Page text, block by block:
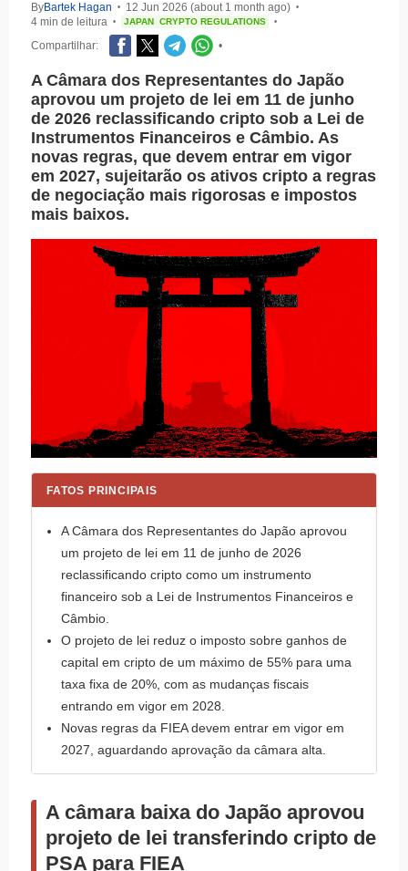
ByBartek Hagan • 12 Jun 2026 (about 1 month ago) •
4 min de leitura • JAPAN CRYPTO REGULATIONS •
Compartilhar: •
A Câmara dos Representantes do Japão
aprovou um projeto de lei em 11 de junho
de 2026 reclassificando cripto sob a Lei de
Instrumentos Financeiros e Câmbio. As
novas regras, que devem entrar em vigor
em 2027, sujeitarão os ativos cripto a regras
de negociação mais rigorosas e impostos
mais baixos.
FATOS PRINCIPAIS
A Câmara dos Representantes do Japão aprovou
um projeto de lei em 11 de junho de 2026
reclassificando cripto como um instrumento
financeiro sob a Lei de Instrumentos Financeiros e
Câmbio.
O projeto de lei reduz o imposto sobre ganhos de
capital em cripto de um máximo de 55% para uma
taxa fixa de 20%, com as mudanças fiscais
entrando em vigor em 2028.
Novas regras da FIEA devem entrar em vigor em
2027, aguardando aprovação da câmara alta.
A câmara baixa do Japão aprovou
projeto de lei transferindo cripto de
PSA para FIEA